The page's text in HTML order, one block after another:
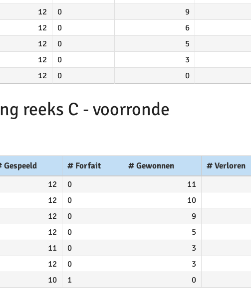
12 0 9
12 0 6
12 0 5
12 0 3
12 0 0
reeks C - voorronde
Gespeeld # Forfait # Gewonnen # Verloren
12 0 11
12 0 10
12 0 9
12 0 5
11 0 3
12 0 3
10 1 0